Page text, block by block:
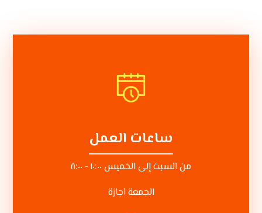
ساعات العمل
من السبت إلى الخميس ١٠:٠٠ - ٨:٠٠
الجمعة اجازة